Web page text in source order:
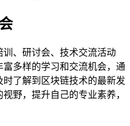
训、研讨会、技术交流活动
多样的学习和交流机会，通
了解到区块链技术的最新发
野，提升自己的专业素养，